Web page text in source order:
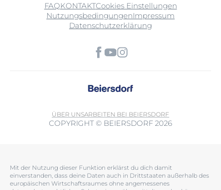
FAQKONTAKTCookies Einstellungen
NutzungsbedingungenImpressum
Datenschutzerklärung
ÜBER UNSARBEITEN BEI BEIERSDORF
COPYRIGHT © BEIERSDORF 2026
Mit der Nutzung dieser Funktion erklärst du dich damit
einverstanden, dass deine Daten auch in Drittstaaten außerhalb des
europäischen Wirtschaftsraumes ohne angemessenes